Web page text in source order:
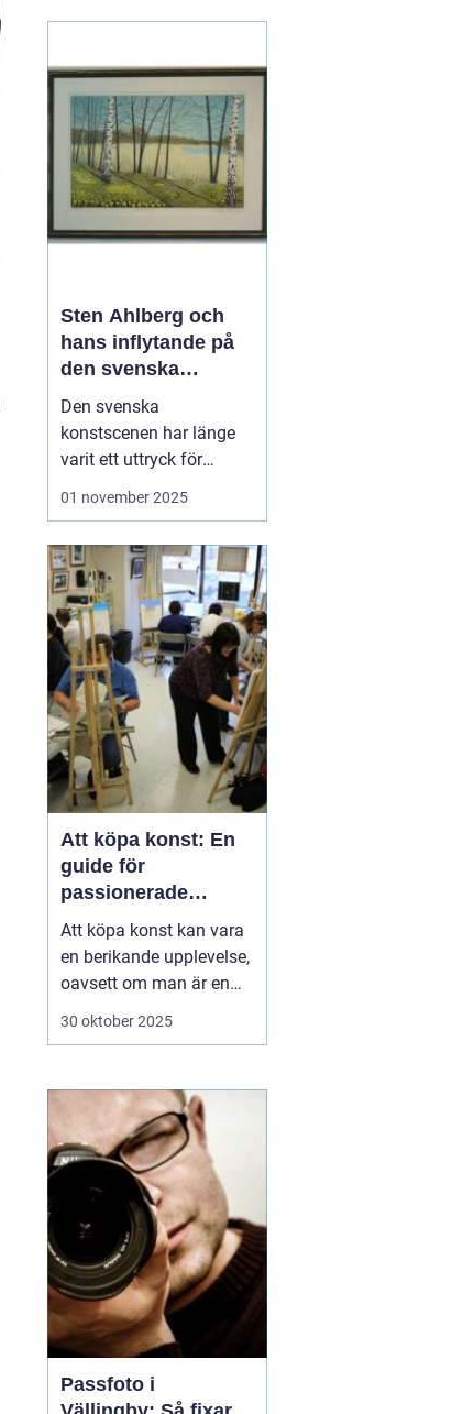
Sten Ahlberg och
hans inflytande på
den svenska
konstscenen
Den svenska
konstscenen har länge
varit ett uttryck för
kreativitet och
inspirerats av både
internationella trender
och lokal tradition.Sten
Ahlberg är ...
01 november 2025
Att köpa konst: En
guide för
passionerade
samlare och
nybörjare
Att köpa konst kan vara
en berikande upplevelse,
oavsett om man är en
passionerad samlare
konstverket för hemmet.
Konst har förmågan att
ljusa upp ett rum, skapa
st&au...
30 oktober 2025
Passfoto i